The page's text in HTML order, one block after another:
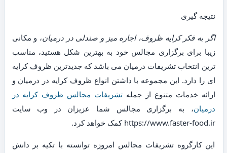
نتیجه گیری
اگر به فکر کرایه ظروف، اجاره میز و صندلی در درمیان، و مکانی
زیبا برای برگزاری مجالس خود به بهترین شکل هستید، مناسب
ترین انتخاب تشریفات درمیان می باشد که جدیدترین ظروف کرایه
ای را دارد. این مجموعه با داشتن انواع ظروف کرایه در درمیان و
ارائه خدمات متنوع از جمله تشریفات مجالس ظروف کرایه در
درمیان، به برگزاری مجالس شما عزیزان در وب سایت
https://www.faster-food.ir کمک خواهد کرد.
این کارگروه تشریفات مجالس امروزه توانسته با تکیه بر دانش